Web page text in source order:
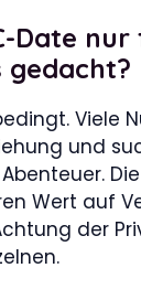
Date
gedacht?
Viele
und
Wert auf
der